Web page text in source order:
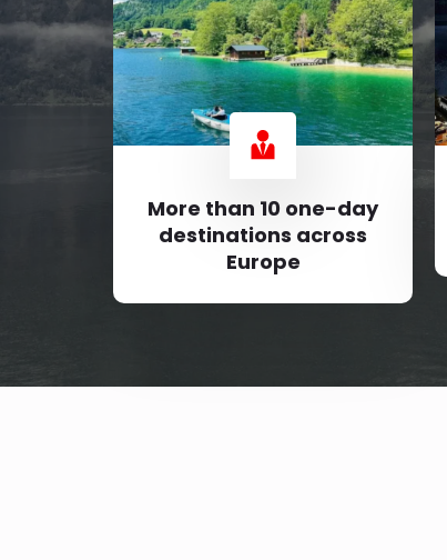
More than 10 one-day
destinations across
Europe